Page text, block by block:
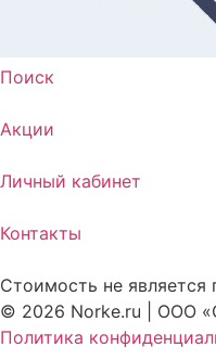
Поиск
Акции
Личный кабинет
Контакты
Стоимость не является
© 2026 Norke.ru | ООО
Политика